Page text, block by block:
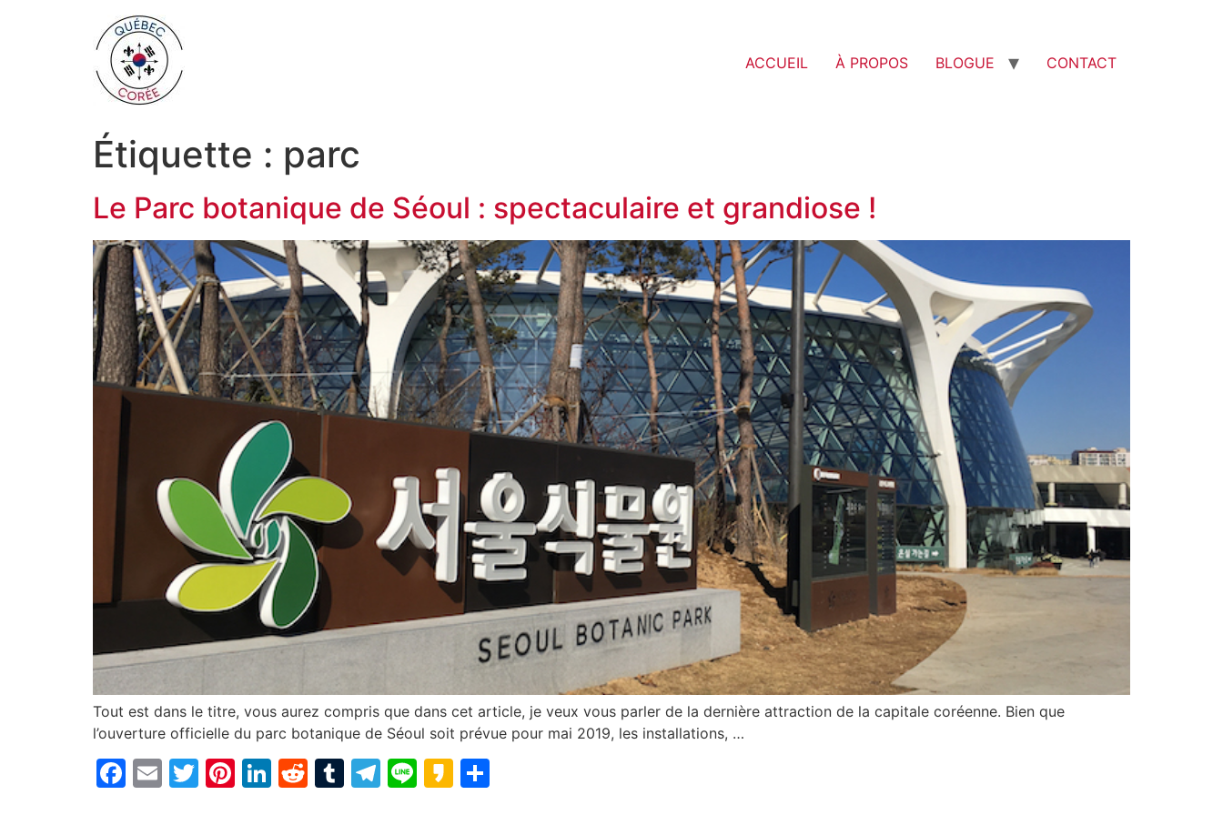
ACCUEIL À PROPOS BLOGUE CONTACT
Étiquette : parc
Le Parc botanique de Séoul : spectaculaire et grandiose !
Tout est dans le titre, vous aurez compris que dans cet article, je veux vous parler de la dernière attraction de la capitale coréenne. Bien que
l’ouverture officielle du parc botanique de Séoul soit prévue pour mai 2019, les installations, …
Facebook
EmailTwitter
Pinterest
LinkedIn
Reddit
Tumblr
Telegram
LineKakao